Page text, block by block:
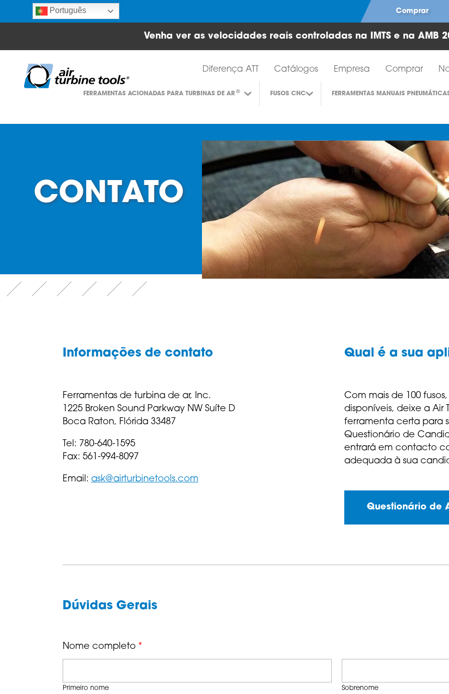
Português Comprar
Venha ver as velocidades reais controladas na IMTS e na AMB
Ferramentas de turbina a ar
Diferença ATT Catálogos Empresa Comprar
FERRAMENTAS ACIONADAS PARA TURBINAS DE AR® FUSOS CNC FERRAMENTAS MANUAIS
CONTATO
Informações de contato
Ferramentas de turbina de ar, Inc.
1225 Broken Sound Parkway NW Suíte D
Boca Raton, Flórida 33487
Tel: 780-640-1595
Fax: 561-994-8097
Email: ask@airturbinetools.com
Qual é a sua
Com mais de 100
disponíveis, deixe a Air
ferramenta certa para
Questionário de
entrará em contacto
adequada à sua
Questionário de
Dúvidas Gerais
Nome completo *
Primeiro nome Sobrenome